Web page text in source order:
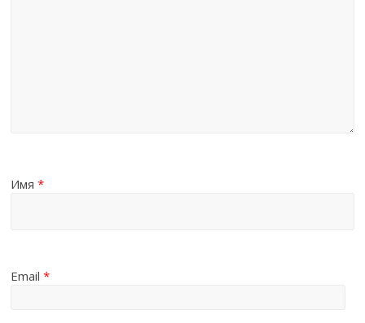
Имя*
Email*